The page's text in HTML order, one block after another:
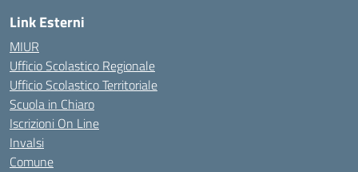
Link Esterni
MIUR
Ufficio Scolastico Regionale
Ufficio Scolastico Territoriale
Scuola in Chiaro
Iscrizioni On Line
Invalsi
Comune